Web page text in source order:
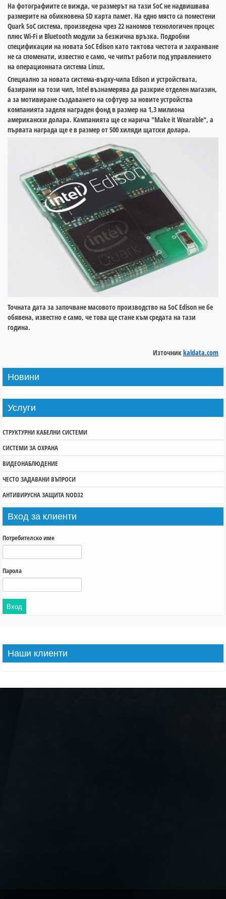
На фотографиите се вижда, че размерът на тази SoC не надвишвава
размерите на обикновена SD карта памет. На едно място са поместени
Quark SoC система, произведена чрез 22 наномов технологичен процес
плюс Wi-Fi и Bluetooth модули за безжична връзка. Подробни
спецификации на новата SoC Edison като тактова честота и захранване
не са споменати, известно е само, че чипът работи под управлението
на операционната система Linux.
Специално за новата система-върху-чипа Edison и устройствата,
базирани на този чип, Intel възнамерява да разкрие отделен магазин,
а за мотивиране създаването на софтуер за новите устройства
компанията заделя награден фонд в размер на 1,3 милиона
американски долара. Кампанията ще се нарича "Make it Wearable", а
първата награда ще е в размер от 500 хиляди щатски долара.
Точната дата за започване масовото производство на SoC Edison не бе
обявена, известно е само, че това ще стане към средата на тази
година.
Източникkaldata.com
Новини
Услуги
СТРУКТУРНИ КАБЕЛНИ СИСТЕМИ
СИСТЕМИ ЗА ОХРАНА
ВИДЕОНАБЛЮДЕНИЕ
ЧЕСТО ЗАДАВАНИ ВЪПРОСИ
АНТИВИРУСНА ЗАЩИТА NOD32
Вход за клиенти
Потребителско име
Парола
Наши клиенти